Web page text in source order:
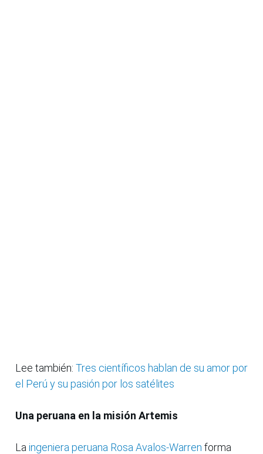
Lee también: Tres científicos hablan de su amor por
el Perú y su pasión por los satélites
Una peruana en la misión Artemis
La ingeniera peruana Rosa Avalos-Warren forma